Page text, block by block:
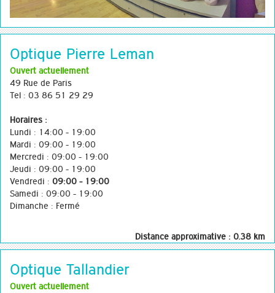
Optique Pierre Leman
Ouvert actuellement
49 Rue de Paris
Tel : 03 86 51 29 29
Horaires :
Lundi : 14:00 - 19:00
Mardi : 09:00 - 19:00
Mercredi : 09:00 - 19:00
Jeudi : 09:00 - 19:00
Vendredi : 09:00 - 19:00
Samedi : 09:00 - 19:00
Dimanche : Fermé
Distance approximative : 0.38 km
Optique Tallandier
Ouvert actuellement